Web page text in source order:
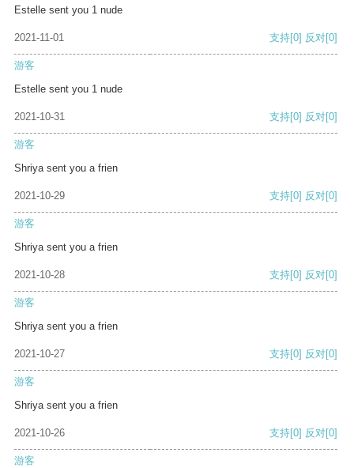
Estelle sent you 1 nude
2021-11-01 支持[0] 反对[0]
游客
Estelle sent you 1 nude
2021-10-31 支持[0] 反对[0]
游客
Shriya sent you a frien
2021-10-29 支持[0] 反对[0]
游客
Shriya sent you a frien
2021-10-28 支持[0] 反对[0]
游客
Shriya sent you a frien
2021-10-27 支持[0] 反对[0]
游客
Shriya sent you a frien
2021-10-26 支持[0] 反对[0]
游客